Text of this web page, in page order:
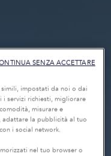
impostati da noi o dai
i servizi richiesti, migliorare
misurare e
adattare la pubblicità al tuo
i social network.
nel tuo browser o
SENZA ACCETTARE